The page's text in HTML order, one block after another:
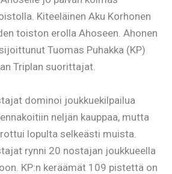
Kiteeläinen Aku Korhonen
toiston erolla Ahoseen. Ahonen
Tuomas Puhakka (KP)
Triplan suorittajat.
dominoi joukkuekilpailua
neljän kauppaa, mutta
lopulta selkeästi muista.
rynni 20 nostajan joukkueella
KP:n keräämät 109 pistettä on